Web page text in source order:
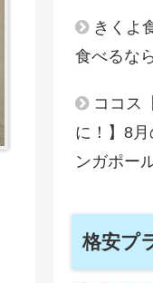
きくよ
食べるな
ココス
に！】8
ンガポー
格安プ